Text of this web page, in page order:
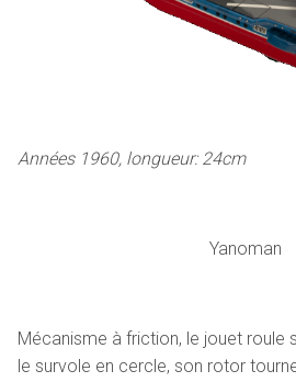
Années 1960, longueur: 24cm
Yanoman
Mécanisme à friction, le jouet roule
le survole en cercle, son rotor